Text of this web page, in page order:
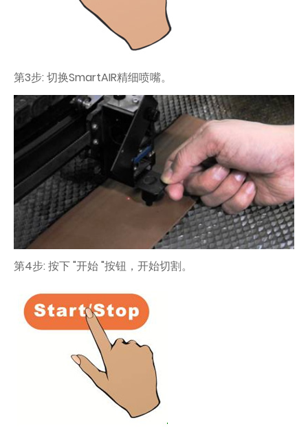
第3步: 切换SmartAIR精细喷嘴。
第4步: 按下 "开始 "按钮，开始切割。